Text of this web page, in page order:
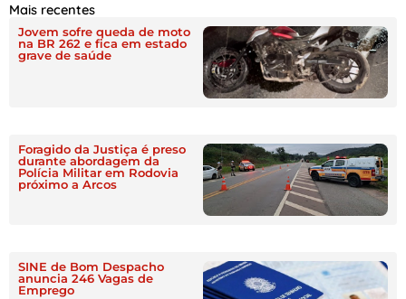
Mais recentes
Jovem sofre queda de moto
na BR 262 e fica em estado
grave de saúde
Foragido da Justiça é preso
durante abordagem da
Polícia Militar em Rodovia
próximo a Arcos
SINE de Bom Despacho
anuncia 246 Vagas de
Emprego